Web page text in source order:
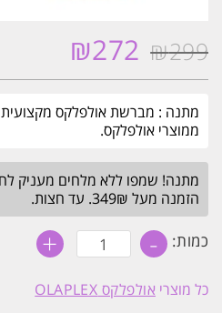
₪299
המחיר
₪299.
₪272
₪272.
ממוצרי אולפלקס.
מתנה! שמפו ללא מלחים מעניק
הזמנה מעל 349₪. עד חצות.
כמות: - כמות
של
מסכה
טיפולית
+
כל מוצרי אולפלקס OLAPLEX